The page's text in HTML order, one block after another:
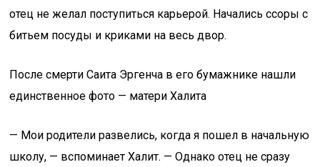
отец не желал поступиться карьерой. Начались ссоры с
битьем посуды и криками на весь двор.
После смерти Саита Эргенча в его бумажнике нашли
единственное фото — матери Халита
— Мои родители развелись, когда я пошел в начальную
школу, — вспоминает Халит. — Однако отец не сразу